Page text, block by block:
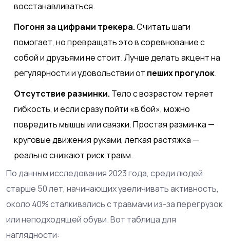
восстанавливаться.
Погоня за цифрами трекера.Считать шаги
помогает, но превращать это в соревнование с
собой и друзьями не стоит. Лучше делать акцент на
регулярности и удовольствии от пеших прогулок.
Отсутствие разминки. Тело с возрастом теряет
гибкость, и если сразу пойти «в бой», можно
повредить мышцы или связки. Простая разминка —
круговые движения руками, легкая растяжка —
реально снижают риск травм.
По данным исследования 2023 года, среди людей
старше 50 лет, начинающих увеличивать активность,
около 40% сталкивались с травмами из-за перегрузок
или неподходящей обуви. Вот таблица для
наглядности: